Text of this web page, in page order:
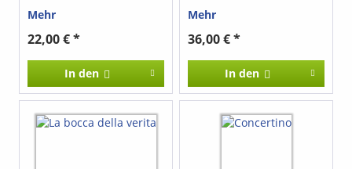
Kompositionen Jean-
Joseph Mourets einen
Beitrag zur Renaissance
seiner Musik leisten.
Mehr
22,00 € *
In den
Kompositionen Jean-
Joseph Mourets einen
Beitrag zur Renaissance
seiner Musik leisten.
Mehr
36,00 € *
In den